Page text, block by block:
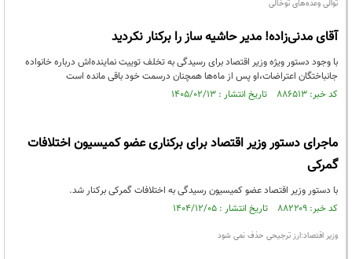
توالی وعده‌های توخالی
آقای مدنی‌زاده! مدیر حاشیه ساز را برکنار نکردید
با وجود دستور ویژه وزیر اقتصاد برای رسیدگی به تخلف توییت نماینده‌اش درباره خانواده
جانباختگان اعتراضات،او پس از ماه‌ها همچنان درسمت خود باقی مانده است
کد خبر: ۸۸۶۵۱۳ تاریخ انتشار : ۱۴۰۵/۰۲/۱۳
ماجرای دستور وزیر اقتصاد برای برکناری عضو کمیسیون اختلافات
گمرکی
با دستور وزیر اقتصاد عضو کمیسیون رسیدگی به اختلافات گمرکی برکنار شد.
کد خبر: ۸۸۲۲۰۹ تاریخ انتشار : ۱۴۰۴/۱۲/۰۵
وزیر اقتصاد:ارز ترجیحی حذف نمی شود